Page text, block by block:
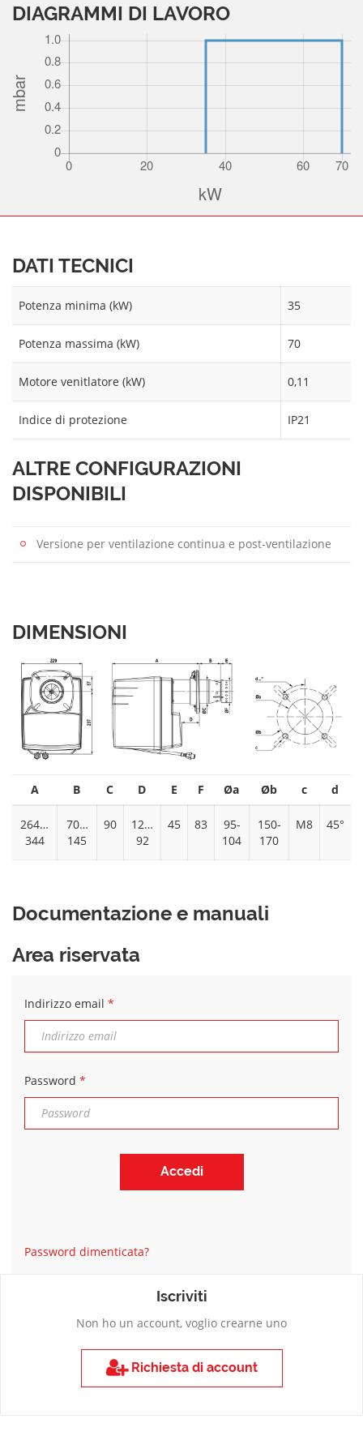
DIAGRAMMI DI LAVORO
DATI TECNICI
Potenza minima (kW) 35
Potenza massima (kW) 70
Motore venitlatore (kW) 0,11
Indice di protezione IP21
ALTRE CONFIGURAZIONI
DISPONIBILI
Versione per ventilazione continua e post-ventilazione
DIMENSIONI
A B C D E F Øa Øb c d
264…
344
70…
145
90
12…
92
45 83
95-
104
150-
170
M8 45°
Documentazione e manuali
Area riservata
Indirizzo email *
Password *
Password dimenticata?
Iscriviti
Non ho un account, voglio crearne uno
Richiesta di account